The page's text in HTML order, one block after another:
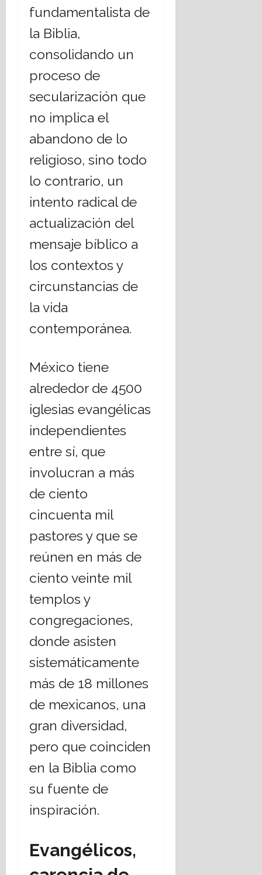
fundamentalista de
la Biblia,
consolidando un
proceso de
secularización que
no implica el
abandono de lo
religioso, sino todo
lo contrario, un
intento radical de
actualización del
mensaje bíblico a
los contextos y
circunstancias de
la vida
contemporánea.
México tiene
alrededor de 4500
iglesias evangélicas
independientes
entre sí, que
involucran a más
de ciento
cincuenta mil
pastores y que se
reúnen en más de
ciento veinte mil
templos y
congregaciones,
donde asisten
sistemáticamente
más de 18 millones
de mexicanos, una
gran diversidad,
pero que coinciden
en la Biblia como
su fuente de
inspiración.
Evangélicos,